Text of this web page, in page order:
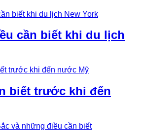
cần biết khi du lịch
biết trước khi đến